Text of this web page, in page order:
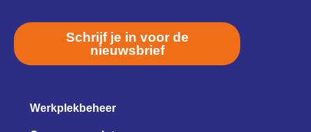
Schrijf je in voor de
nieuwsbrief
Werkplekbeheer